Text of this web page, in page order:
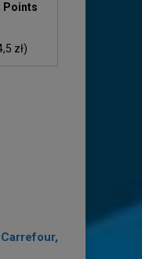
Points
zł)